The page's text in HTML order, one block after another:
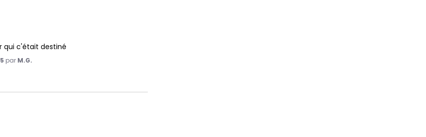
qui c'était destiné
par M.G.